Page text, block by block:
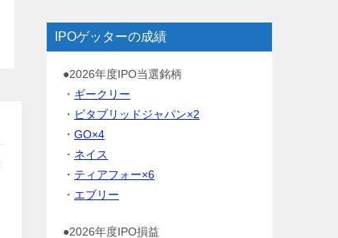
IPOゲッターの成績
●2026年度IPO当選銘柄
・ ギークリー
・ ビタブリッドジャパン×2
・ GO×4
・ ネイス
・ ティアフォー×6
・ エブリー
●2026年度IPO損益